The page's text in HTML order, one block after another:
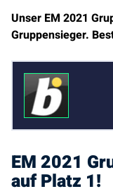
Unser EM 2021
Gruppensieger.
EM 2021
auf Platz 1!